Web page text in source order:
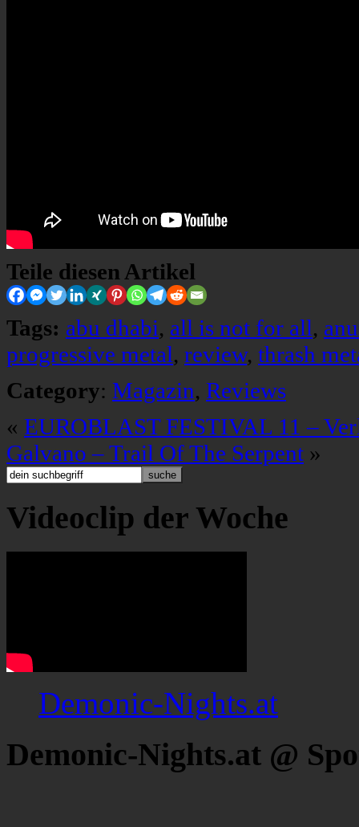
Teile diesen Artikel
Tags: abu dhabi, all is not for all,
progressive metal, review, thrash
Category: Magazin, Reviews
« EUROBLAST FESTIVAL 11 –
Galvano – Trail Of The Serpent »
Videoclip der Woche
Demonic-Nights.at
Demonic-Nights.at @